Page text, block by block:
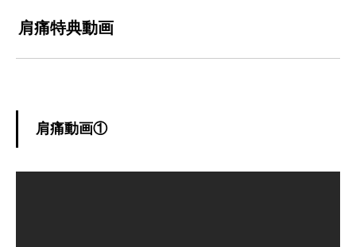
肩痛特典動画
肩痛動画①